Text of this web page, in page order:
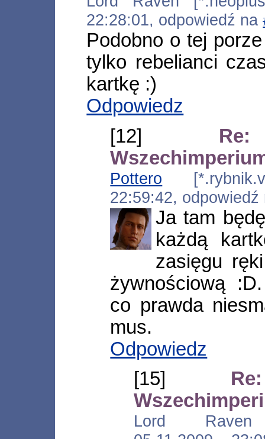
22:28:01, odpowiedź na
Podobno o tej
tylko rebelianci
kartkę :)
Odpowiedz
[12]
Pottero
22:59:42,
Ja tam
każdą
zasięgu
żywnościową
co prawda
mus.
Odpowiedz
[15]
Lord Raven